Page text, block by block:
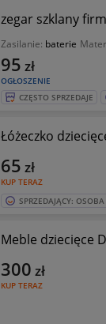
zegar szklany
Zasilanie: baterie
OGŁOSZENIE
95 zł
CZĘSTO SPRZEDAJE
Łóżeczko
KUP TERAZ
65 zł
SPRZEDAJĄCY:
Meble dziecięce
KUP TERAZ
300 zł